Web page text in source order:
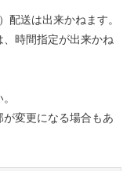
配送は出来かねます。
時間指定が出来かね
変更になる場合もあ